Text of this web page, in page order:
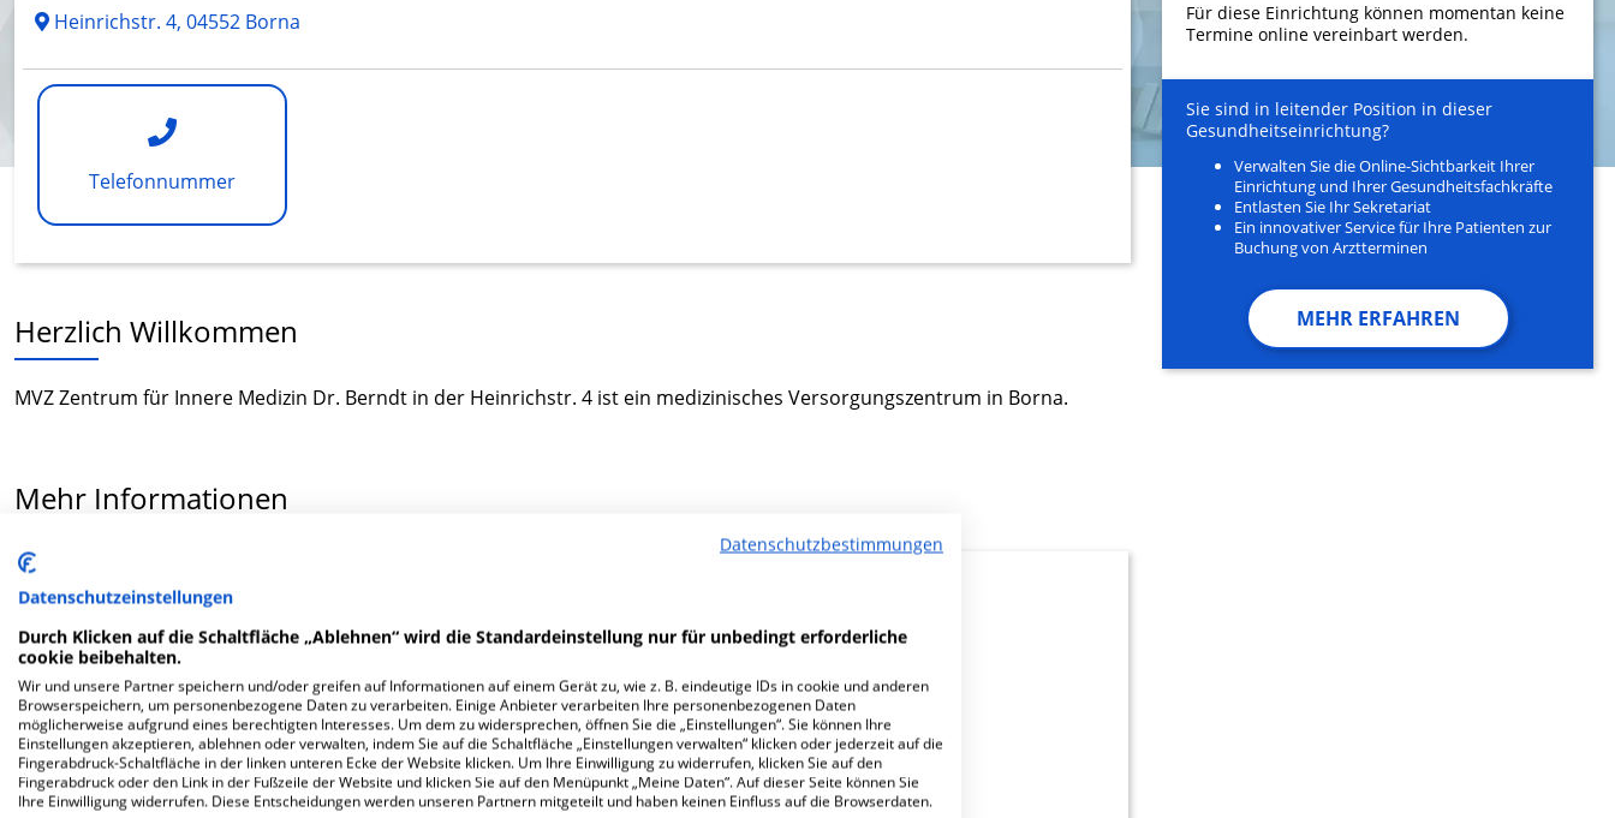
Heinrichstr. 4, 04552 Borna
Telefonnummer
Für diese Einrichtung können momentan keine
Termine online vereinbart werden.
Sie sind in leitender Position in dieser
Gesundheitseinrichtung?
Verwalten Sie die Online-Sichtbarkeit Ihrer
Einrichtung und Ihrer Gesundheitsfachkräfte
Entlasten Sie Ihr Sekretariat
Ein innovativer Service für Ihre Patienten zur
Buchung von Arztterminen
MEHR ERFAHREN
Herzlich Willkommen
MVZ Zentrum für Innere Medizin Dr. Berndt in der Heinrichstr. 4 ist ein medizinisches Versorgungszentrum in Borna.
Mehr Informationen
FAQ
Hier ﬁnden Sie häuﬁg gestellte Fragen zu dieser Klinik.
Wie lautet die Adresse von MVZ Zentrum für Innere Medizin Dr. Berndt?
Heinrichstr. 4
04552 Borna
Datenschutzbestimmungen
Datenschutzeinstellungen
Durch Klicken auf die Schaltfläche „Ablehnen“ wird die Standardeinstellung nur für unbedingt erforderliche
cookie beibehalten.
Wir und unsere Partner speichern und/oder greifen auf Informationen auf einem Gerät zu, wie z. B. eindeutige IDs in cookie und anderen
Browserspeichern, um personenbezogene Daten zu verarbeiten. Einige Anbieter verarbeiten Ihre personenbezogenen Daten
möglicherweise aufgrund eines berechtigten Interesses. Um dem zu widersprechen, öffnen Sie die „Einstellungen“. Sie können Ihre
Einstellungen akzeptieren, ablehnen oder verwalten, indem Sie auf die Schaltfläche „Einstellungen verwalten“ klicken oder jederzeit auf die
Fingerabdruck-Schaltfläche in der linken unteren Ecke der Website klicken. Um Ihre Einwilligung zu widerrufen, klicken Sie auf den
Fingerabdruck oder den Link in der Fußzeile der Website und klicken Sie auf den Menüpunkt „Meine Daten“. Auf dieser Seite können Sie
Ihre Einwilligung widerrufen. Diese Entscheidungen werden unseren Partnern mitgeteilt und haben keinen Einfluss auf die Browserdaten.